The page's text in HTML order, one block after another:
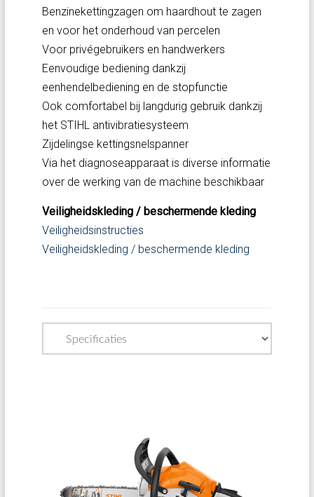
Benzinekettingzagen om haardhout te zagen
en voor het onderhoud van percelen
Voor privégebruikers en handwerkers
Eenvoudige bediening dankzij
eenhendelbediening en de stopfunctie
Ook comfortabel bij langdurig gebruik dankzij
het STIHL antivibratiesysteem
Zijdelingse kettingsnelspanner
Via het diagnoseapparaat is diverse informatie
over de werking van de machine beschikbaar
Veiligheidskleding / beschermende kleding
Veiligheidsinstructies
Veiligheidskleding / beschermende kleding